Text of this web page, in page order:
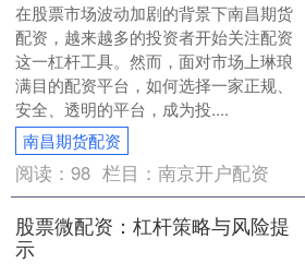
在股票市场波动加剧的背景下南昌期货
配资，越来越多的投资者开始关注配资
这一杠杆工具。然而，面对市场上琳琅
满目的配资平台，如何选择一家正规、
安全、透明的平台，成为投....
南昌期货配资
阅读：98 栏目：南京开户配资
股票微配资：杠杆策略与风险提
示